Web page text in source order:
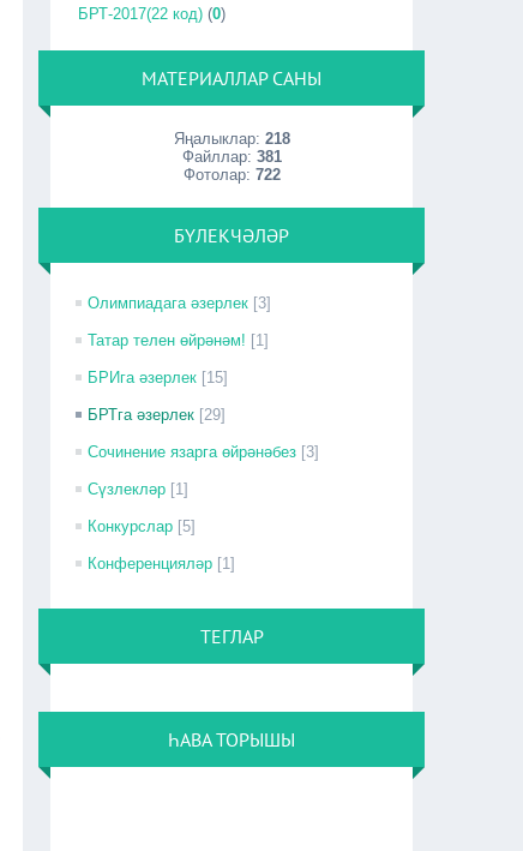
БРТ-2017(22 код) (0)
МАТЕРИАЛЛАР САНЫ
Яңалыклар: 218
Файллар: 381
Фотолар: 722
БҮЛЕКЧӘЛӘР
Олимпиадага әзерлек [3]
Татар телен өйрәнәм! [1]
БРИга әзерлек [15]
БРТга әзерлек [29]
Сочинение язарга өйрәнәбез [3]
Сүзлекләр [1]
Конкурслар [5]
Конференцияләр [1]
ТЕГЛАР
ҺАВА ТОРЫШЫ